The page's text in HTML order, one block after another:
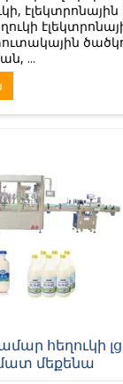
էլեկտրոնային
...
հեղուկի
մեքենա